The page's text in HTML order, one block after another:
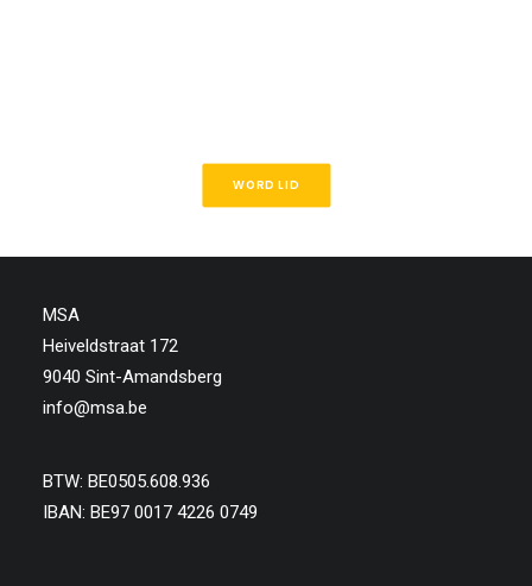
WORD LID
MSA
Heiveldstraat 172
9040 Sint-Amandsberg
info@msa.be
BTW: BE0505.608.936
IBAN: BE97 0017 4226 0749